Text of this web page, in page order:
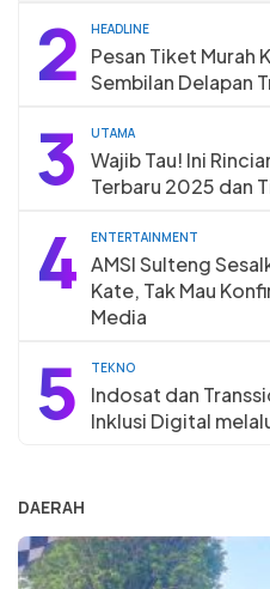
2 HEADLINE
Pesan Tiket Murah
Sembilan Delapan
3 UTAMA
Wajib Tau! Ini
Terbaru 2025 dan
4 ENTERTAINMENT
AMSI Sulteng
Kate, Tak Mau
Media
5 TEKNO
Indosat dan
Inklusi Digital
DAERAH